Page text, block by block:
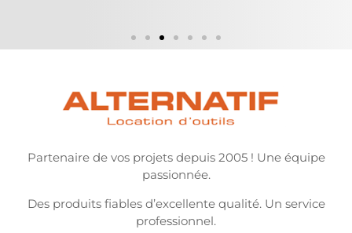
Partenaire de vos projets depuis 2005 ! Une équipe
passionnée.
Des produits fiables d’excellente qualité. Un service
professionnel.